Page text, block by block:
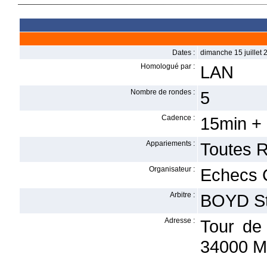
Dates :
dimanche 15 juillet
Homologué par :
LAN
Nombre de rondes : 5
Cadence : 15min
Appariements : Toutes
Organisateur : Echecs
Arbitre : BOYD
Adresse :
Tour
34000